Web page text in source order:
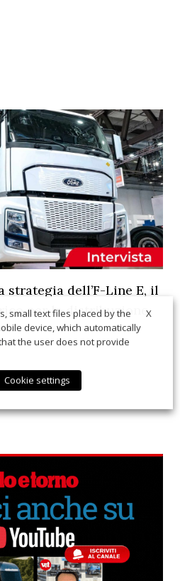
strategia dell’F-Line E, il
per la distribuzioneX
small text files placed by the
device, which automatically
the user does not provide
Cookie settings